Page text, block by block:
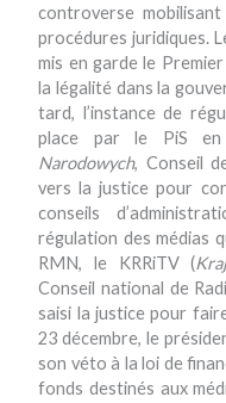
controverse
procédures juridiques.
mis en garde le
la légalité dans la
tard, l’instance de
place par le PiS
Narodowych, Conseil
vers la justice pour
conseils
régulation des médias
RMN, le KRRiTV (
Conseil national de
saisi la justice pour
23 décembre, le
son véto à la loi de
fonds destinés aux